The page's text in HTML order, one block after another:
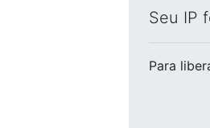
Seu IP
Para